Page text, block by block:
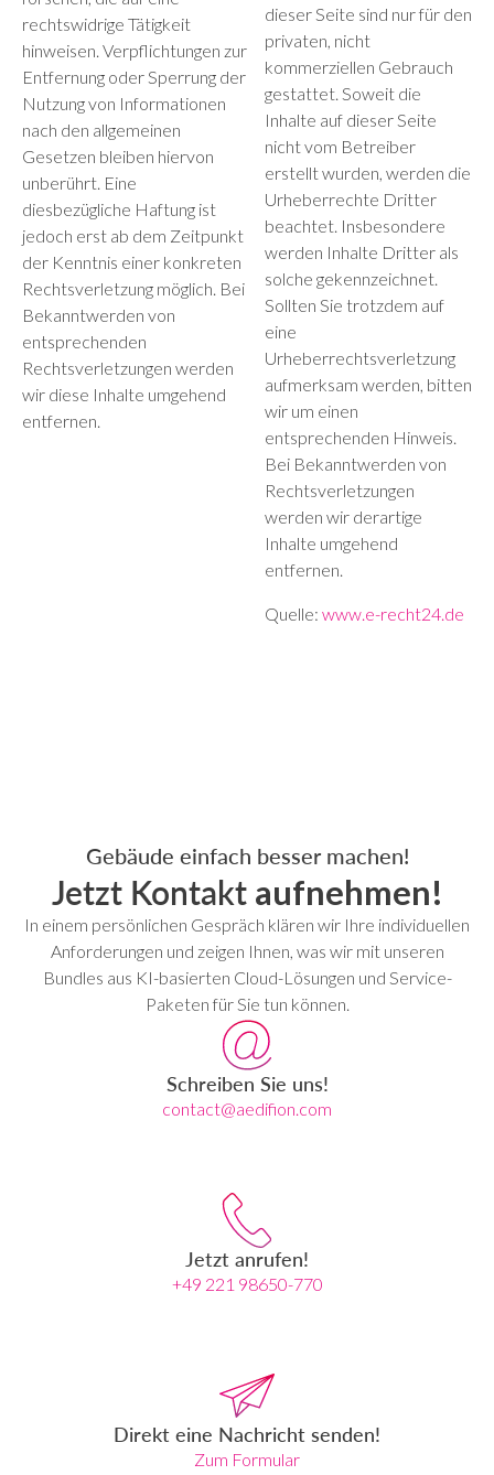
rechtswidrige Tätigkeit
hinweisen. Verpflichtungen zur
Entfernung oder Sperrung der
Nutzung von Informationen
nach den allgemeinen
Gesetzen bleiben hiervon
unberührt. Eine
diesbezügliche Haftung ist
jedoch erst ab dem Zeitpunkt
der Kenntnis einer konkreten
Rechtsverletzung möglich. Bei
Bekanntwerden von
entsprechenden
Rechtsverletzungen werden
wir diese Inhalte umgehend
entfernen.
dieser Seite sind nur für den
privaten, nicht
kommerziellen Gebrauch
gestattet. Soweit die
Inhalte auf dieser Seite
nicht vom Betreiber
erstellt wurden, werden die
Urheberrechte Dritter
beachtet. Insbesondere
werden Inhalte Dritter als
solche gekennzeichnet.
Sollten Sie trotzdem auf
eine
Urheberrechtsverletzung
aufmerksam werden, bitten
wir um einen
entsprechenden Hinweis.
Bei Bekanntwerden von
Rechtsverletzungen
werden wir derartige
Inhalte umgehend
entfernen.
Quelle: www.e-recht24.de
Gebäude einfach besser machen!
Jetzt Kontakt aufnehmen!
In einem persönlichen Gespräch klären wir Ihre individuellen
Anforderungen und zeigen Ihnen, was wir mit unseren
Bundles aus KI-basierten Cloud-Lösungen und Service-
Paketen für Sie tun können.
Schreiben Sie uns!
contact@aedifion.com
Jetzt anrufen!
+49 221 98650-770
Direkt eine Nachricht senden!
Zum Formular